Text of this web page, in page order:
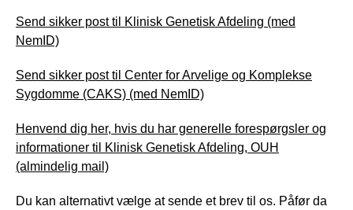
Send sikker post til Klinisk Genetisk Afdeling (med
NemID)
Send sikker post til Center for Arvelige og Komplekse
Sygdomme (CAKS) (med NemID)
Henvend dig her, hvis du har generelle forespørgsler og
informationer til Klinisk Genetisk Afdeling, OUH
(almindelig mail)
Du kan alternativt vælge at sende et brev til os. Påfør da